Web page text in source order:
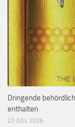
Dringende
enthalten
23 JULI, 2026